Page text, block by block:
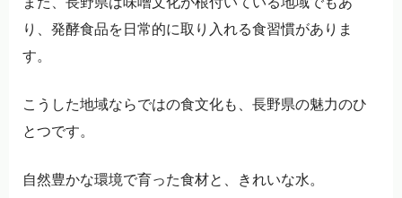
り、発酵食品を日常的に取り入れる食習慣がありま
す。
こうした地域ならではの食文化も、長野県の魅力のひ
とつです。
自然豊かな環境で育った食材と、きれいな水。